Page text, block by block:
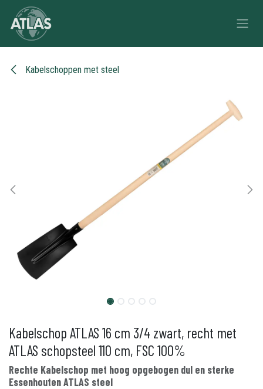
Overslaan naar inhoud
Kabelschoppen met steel
Kabelschop ATLAS 16 cm 3/4 zwart, recht met
ATLAS schopsteel 110 cm, FSC 100%
Rechte Kabelschop met hoog opgebogen dul en sterke
Essenhouten ATLAS steel